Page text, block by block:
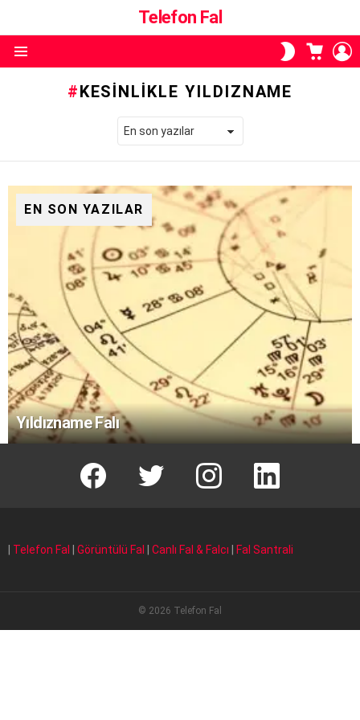
Telefon Fal
SKIN
ANAHTARI
SEPETI
KESINLIKLE YILDIZNAME
EN SON YAZILAR
Yıldızname Falı
facebook T instagram Linkedin Fal
Telefon Fal Görüntülü Fal Canlı Fal & Falcı Fal Santrali
© 2026 Telefon Fal